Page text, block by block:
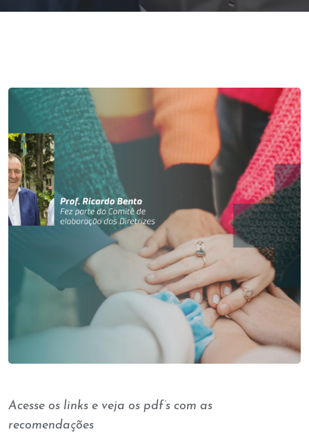
Acesse os links e veja os pdf’s com as
recomendações